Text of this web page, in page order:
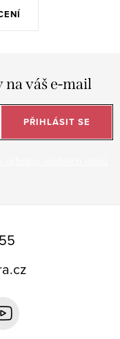
váš e-mail
PŘIHLÁSIT SE